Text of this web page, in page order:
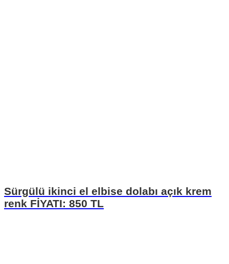
Sürgülü ikinci el elbise dolabı açık krem
renk FİYATI: 850 TL